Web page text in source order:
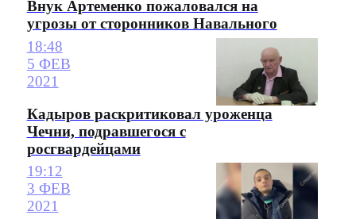
Внук Артеменко пожаловался на
угрозы от сторонников Навального
18:48
5 ФЕВ
2021
Кадыров раскритиковал уроженца
Чечни, подравшегося с
росгвардейцами
19:12
3 ФЕВ
2021